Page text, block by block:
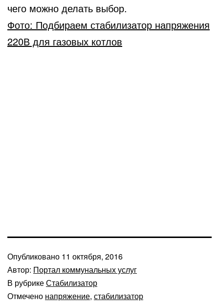
чего можно делать выбор.
Фото: Подбираем стабилизатор напряжения
220В для газовых котлов
Опубликовано 11 октября, 2016
Автор: Портал коммунальных услуг
В рубрикеСтабилизатор
Отмечено напряжение, стабилизатор